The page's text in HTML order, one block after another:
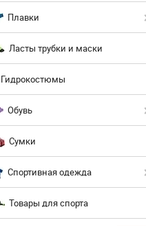
Плавки
Ласты трубки и маски
Гидрокостюмы
Обувь
Сумки
Спортивная одежда
Товары для спорта